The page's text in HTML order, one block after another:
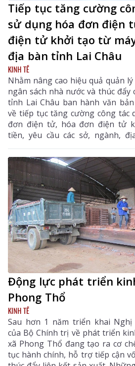
Tiếp tục tăng cường
sử dụng hóa đơn điện
điện tử khởi tạo từ
địa bàn tỉnh Lai Châu
KINH TẾ
Nhằm nâng cao hiệu quả quản
ngân sách nhà nước và thúc đẩy
tỉnh Lai Châu ban hành văn
về tiếp tục tăng cường công tác
đơn điện tử, hóa đơn điện tử
tiền, yêu cầu các sở, ngành,
đồng bộ các giải pháp nhằm
lý thuế, chống thất thu ngân
đổi số trên địa bàn tỉnh.
Động lực phát triển
Phong Thổ
KINH TẾ
Sau hơn 1 năm triển khai Nghị
của Bộ Chính trị về phát triển
xã Phong Thổ đang tạo ra cơ
tục hành chính, hỗ trợ tiếp cận